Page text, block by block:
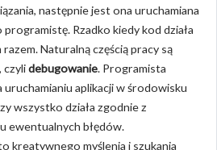
następnie jest ona uruchamiana
Rzadko kiedy kod działa
Naturalną częścią pracy są
czylidebugowanie. Programista
uruchamianiu aplikacji w środowisku
wszystko działa zgodnie z
ewentualnych błędów.
kreatywnego myślenia i szukania